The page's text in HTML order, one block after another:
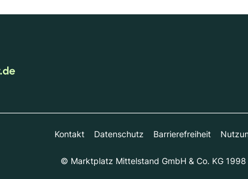
Kontakt Datenschutz Barrierefreiheit
© Marktplatz Mittelstand GmbH & Co. KG